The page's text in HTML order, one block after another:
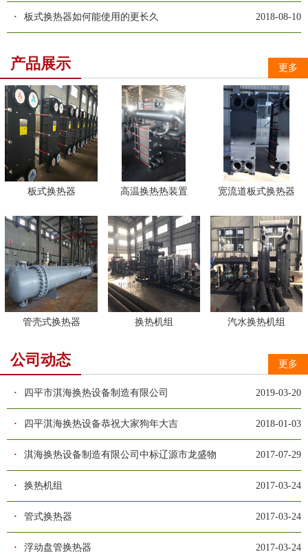
2018-08-10
· 板式换热器如何能使用的更长久
更多
产品展示
板式换热器 高温换热热装置 宽流道板式换热器
管壳式换热器 换热机组 汽水换热机组
更多
公司动态
2019-03-20
· 四平市淇海换热设备制造有限公司
2018-01-03
· 四平淇海换热设备恭祝大家狗年大吉
2017-07-29
· 淇海换热设备制造有限公司中标辽源市龙盛物
2017-03-24
· 换热机组
2017-03-24
· 管式换热器
2017-03-24
· 浮动盘管换热器